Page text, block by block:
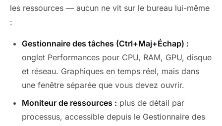
les ressources — aucun ne vit sur le bureau lui-même
:
Gestionnaire des tâches (Ctrl+Maj+Échap) :
onglet Performances pour CPU, RAM, GPU, disque
et réseau. Graphiques en temps réel, mais dans
une fenêtre séparée que vous devez ouvrir.
Moniteur de ressources : plus de détail par
processus, accessible depuis le Gestionnaire des